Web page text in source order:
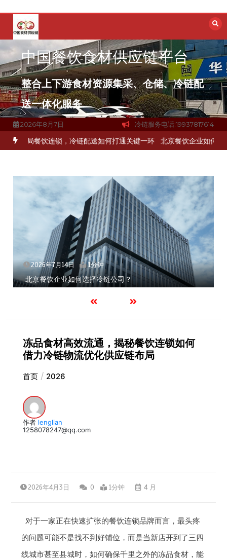
容
中国餐饮食材供应链平台
整合上下游食材资源集采、仓储、冷链配
送一体化服务
2026年8月7日 冷链服务电话:19937817614
司？ 上海餐饮连锁加速，冷链配送如何破解冻品食材流通难题？
2026年7月14日 1分钟
北京餐饮企业如何选择冷链公司？
冻品食材高效流通，揭秘餐饮连锁如何
借力冷链物流优化供应链布局
首页 2026
作者 lenglian
1258078247@qq.com
2026年4月3日 0 1分钟 4 月
对于一家正在快速扩张的餐饮连锁品牌而言，最头疼
的问题可能不是找不到好铺位，而是当新店开到了三四
线城市甚至县城时，如何确保千里之外的冻品食材，能